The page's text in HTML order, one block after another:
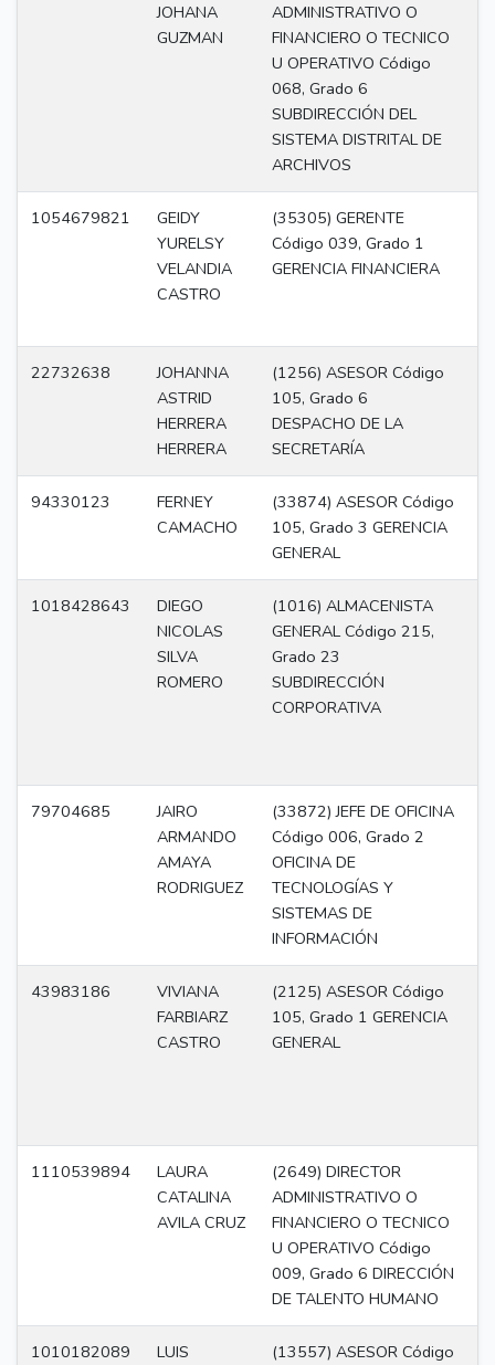
JOHANA
GUZMAN
ADMINISTRATIVO O
FINANCIERO O TECNICO
U OPERATIVO Código
068, Grado 6
SUBDIRECCIÓN DEL
SISTEMA DISTRITAL DE
ARCHIVOS
1054679821
GEIDY
YURELSY
VELANDIA
CASTRO
(35305) GERENTE
Código 039, Grado 1
GERENCIA FINANCIERA
22732638
JOHANNA
ASTRID
HERRERA
HERRERA
(1256) ASESOR Código
105, Grado 6
DESPACHO DE LA
SECRETARÍA
94330123
FERNEY
CAMACHO
(33874) ASESOR Código
105, Grado 3 GERENCIA
GENERAL
1018428643
DIEGO
NICOLAS
SILVA
ROMERO
(1016) ALMACENISTA
GENERAL Código 215,
Grado 23
SUBDIRECCIÓN
CORPORATIVA
79704685
JAIRO
ARMANDO
AMAYA
RODRIGUEZ
(33872) JEFE DE OFICINA
Código 006, Grado 2
OFICINA DE
TECNOLOGÍAS Y
SISTEMAS DE
INFORMACIÓN
43983186
VIVIANA
FARBIARZ
CASTRO
(2125) ASESOR Código
105, Grado 1 GERENCIA
GENERAL
1110539894
LAURA
CATALINA
AVILA CRUZ
(2649) DIRECTOR
ADMINISTRATIVO O
FINANCIERO O TECNICO
U OPERATIVO Código
009, Grado 6 DIRECCIÓN
DE TALENTO HUMANO
1010182089
LUIS
(13557) ASESOR Código